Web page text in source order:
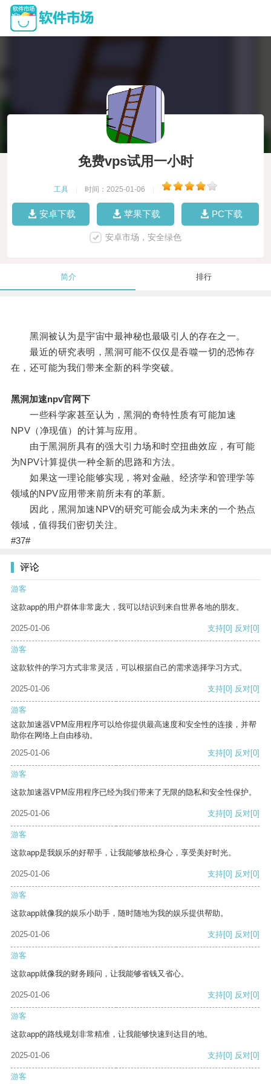
免费vps试用一小时
工具 时间：2025-01-06
安卓下载 苹果下载 PC下载
安卓市场，安全绿色
简介 排行
黑洞被认为是宇宙中最神秘也最吸引人的存在之一。
最近的研究表明，黑洞可能不仅仅是吞噬一切的恐怖存
在，还可能为我们带来全新的科学突破。
黑洞加速npv官网下
一些科学家甚至认为，黑洞的奇特性质有可能加速
NPV（净现值）的计算与应用。
由于黑洞所具有的强大引力场和时空扭曲效应，有可能
为NPV计算提供一种全新的思路和方法。
如果这一理论能够实现，将对金融、经济学和管理学等
领域的NPV应用带来前所未有的革新。
因此，黑洞加速NPV的研究可能会成为未来的一个热点
领域，值得我们密切关注。
#37#
评论
游客
这款app的用户群体非常庞大，我可以结识到来自世界各地的朋友。
2025-01-06 支持[0] 反对[0]
游客
这款软件的学习方式非常灵活，可以根据自己的需求选择学习方式。
2025-01-06 支持[0] 反对[0]
游客
这款加速器VPM应用程序可以给你提供最高速度和安全性的连接，并帮
助你在网络上自由移动。
2025-01-06
支持[0] 反对[0]
游客
这款加速器VPM应用程序已经为我们带来了无限的隐私和安全性保护。
2025-01-06 支持[0] 反对[0]
游客
这款app是我娱乐的好帮手，让我能够放松身心，享受美好时光。
2025-01-06 支持[0] 反对[0]
游客
这款app就像我的娱乐小助手，随时随地为我的娱乐提供帮助。
2025-01-06 支持[0] 反对[0]
游客
这款app就像我的财务顾问，让我能够省钱又省心。
2025-01-06 支持[0] 反对[0]
游客
这款app的路线规划非常精准，让我能够快速到达目的地。
2025-01-06 支持[0] 反对[0]
游客